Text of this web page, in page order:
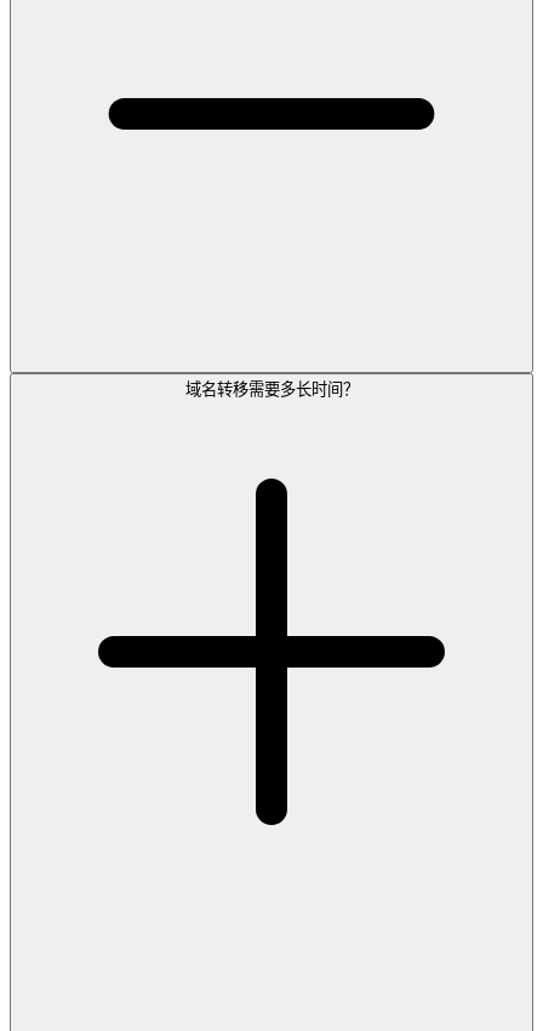
域名转移需要多长时间？